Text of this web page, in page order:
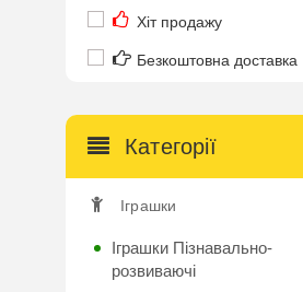
Хіт продажу
Безкоштовна доставка
Категорії
Іграшки
Іграшки Пізнавально-
розвиваючі